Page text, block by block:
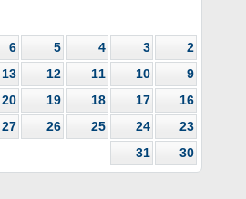
2
3
4
5
6
9
10
11
12
13
16
17
18
19
20
23
24
25
26
27
30
31